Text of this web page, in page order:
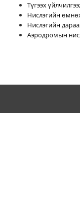
Түгээх үйлчилгээ;
Нислэгийн
Нислэгийн
Аэродромын